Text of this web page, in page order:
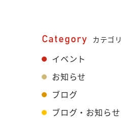
Category カテゴリ
イベント
お知らせ
ブログ
ブログ・お知らせ